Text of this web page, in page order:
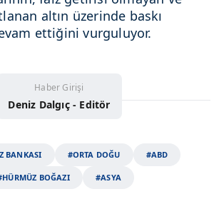
altın üzerinde baskı
ettiğini vurguluyor.
Haber Girişi
Deniz Dalgıç - Editör
BANKASI #ORTA DOĞU #ABD
BOĞAZI #ASYA